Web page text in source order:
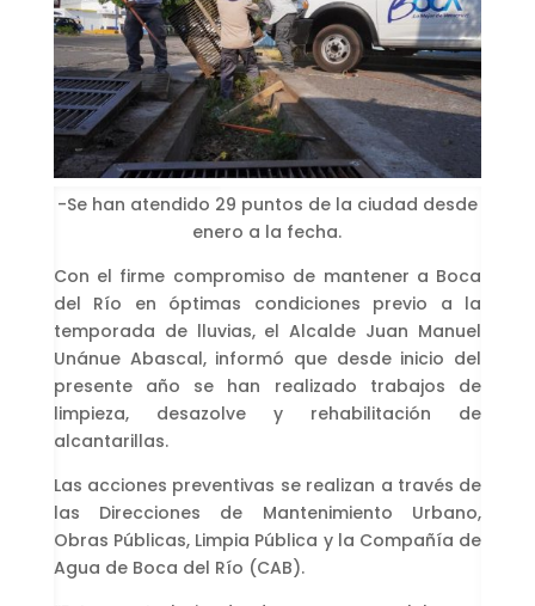
-Se han atendido 29 puntos de la ciudad desde
enero a la fecha.
Con el firme compromiso de mantener a Boca
del Río en óptimas condiciones previo a la
temporada de lluvias, el Alcalde Juan Manuel
Unánue Abascal, informó que desde inicio del
presente año se han realizado trabajos de
limpieza, desazolve y rehabilitación de
alcantarillas.
Las acciones preventivas se realizan a través de
las Direcciones de Mantenimiento Urbano,
Obras Públicas, Limpia Pública y la Compañía de
Agua de Boca del Río (CAB).